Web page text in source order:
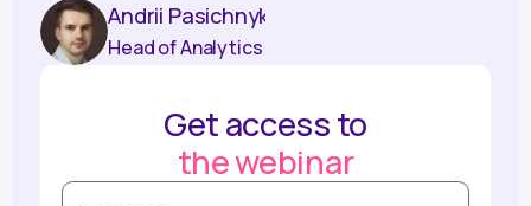
Andrii Pasichnyk
Head of Analytics
Get access to
the webinar